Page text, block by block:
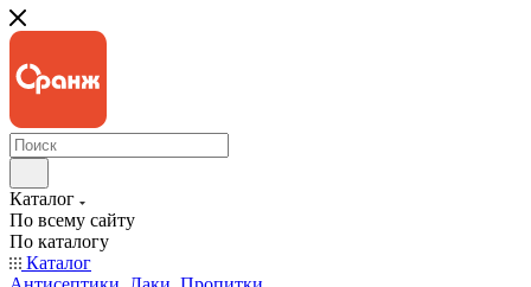
Каталог
По всему сайту
По каталогу
Каталог